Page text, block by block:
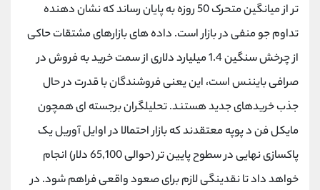
تر از میانگین متحرک 50 روزه به پایان رساند که نشان دهنده
تداوم جو منفی در بازار است. داده های بازارهای مشتقات حاکی
از چرخش سنگین 1.4 میلیارد دلاری از سمت خرید به فروش در
صرافی بایننس است، این یعنی فروشندگان با قدرت در حال
جذب خریدهای جدید هستند. تحلیلگران برجسته ای همچون
مایکل فن د پوپه معتقدند که بازار احتمالا در اوایل آوریل یک
پاکسازی نهایی در سطوح پایین تر (حوالی 65,100 دلار) انجام
خواهد داد تا نقدینگی لازم برای صعود واقعی فراهم شود. در
بدون پیش شماره 90001030
اینستاگرام @alireza.mehrabii
کانال تلگرام @alirezamehrabi_com
کانال بله